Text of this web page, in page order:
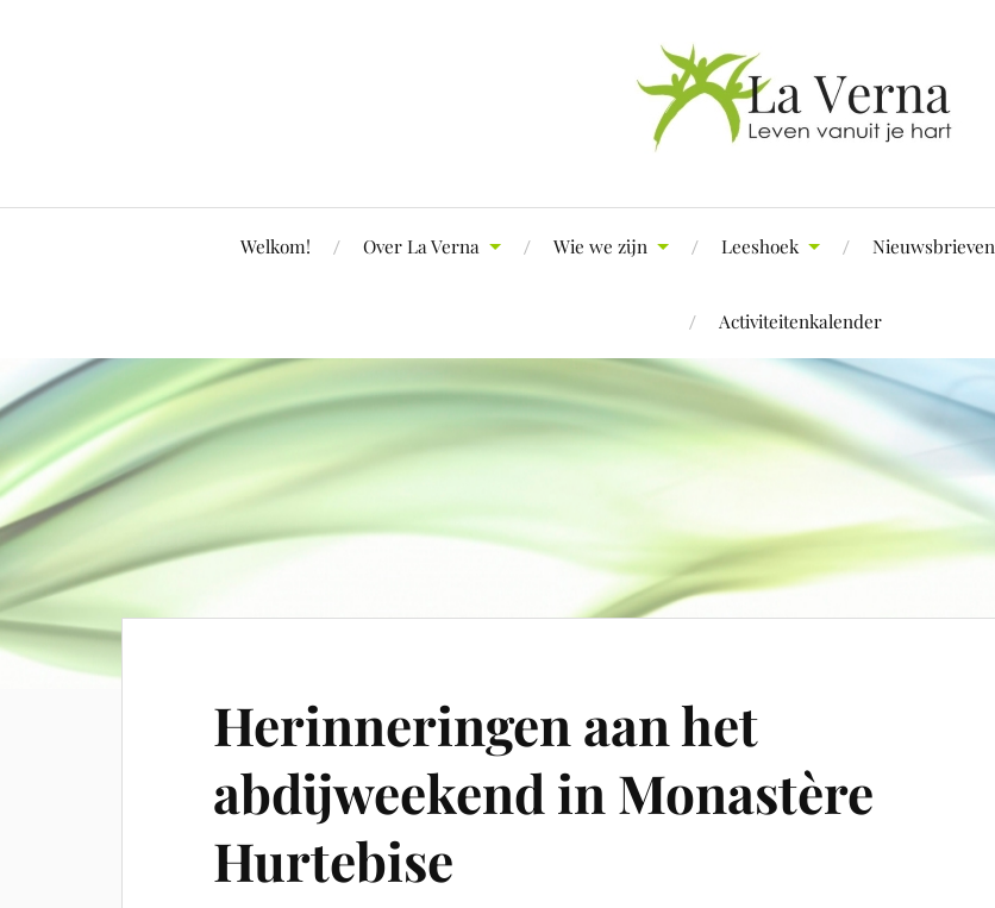
Welkom! Over La Verna Wie we zijn Leeshoek Nieuwsbrieven
Activiteitenkalender
Herinneringen aan het
abdijweekend in Monastère
Hurtebise